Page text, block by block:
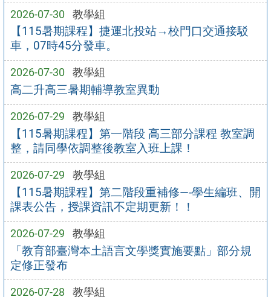
2026-07-30 教學組
【115暑期課程】捷運北投站→校門口交通接駁
車，07時45分發車。
2026-07-30 教學組
高二升高三暑期輔導教室異動
2026-07-29 教學組
【115暑期課程】第一階段 高三部分課程 教室調
整，請同學依調整後教室入班上課！
2026-07-29 教學組
【115暑期課程】第二階段重補修—-學生編班、開
課表公告，授課資訊不定期更新！！
2026-07-29 教學組
「教育部臺灣本土語言文學獎實施要點」部分規
定修正發布
2026-07-28 教學組